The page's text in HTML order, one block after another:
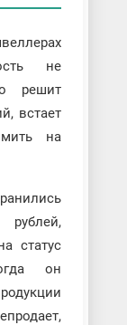
не
решит
встает
на
статус
он